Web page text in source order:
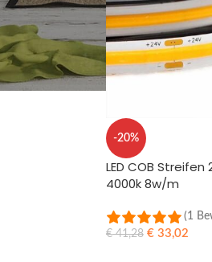
-20%
LED COB
4000k 8w/m
(1
€41,28 €33,02